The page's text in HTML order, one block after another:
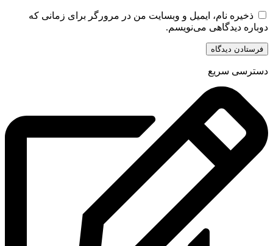
ذخیره نام، ایمیل و وبسایت من در مرورگر برای زمانی که
دوباره دیدگاهی می‌نویسم.
دسترسی سریع